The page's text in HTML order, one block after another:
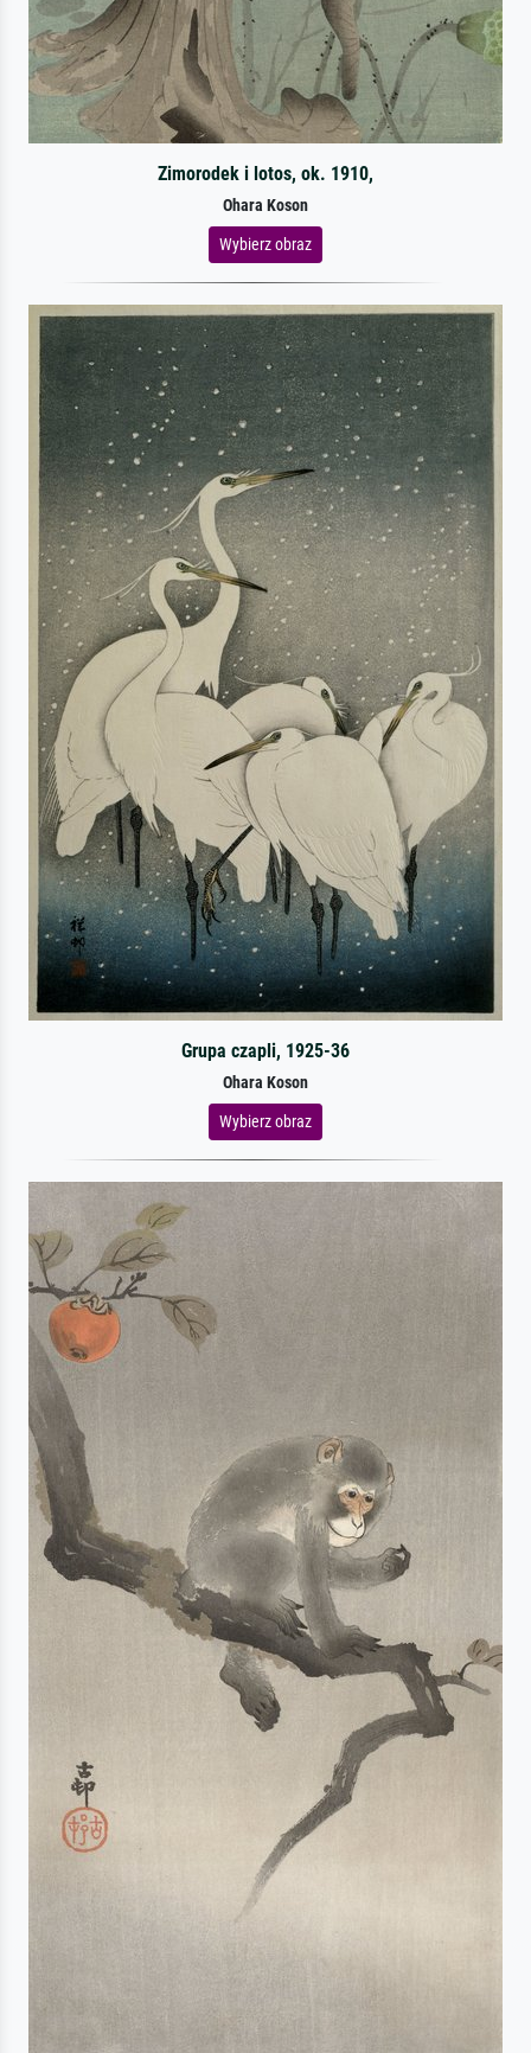
Zimorodek i lotos, ok. 1910,
Ohara Koson
Wybierz obraz
Grupa czapli, 1925-36
Ohara Koson
Wybierz obraz